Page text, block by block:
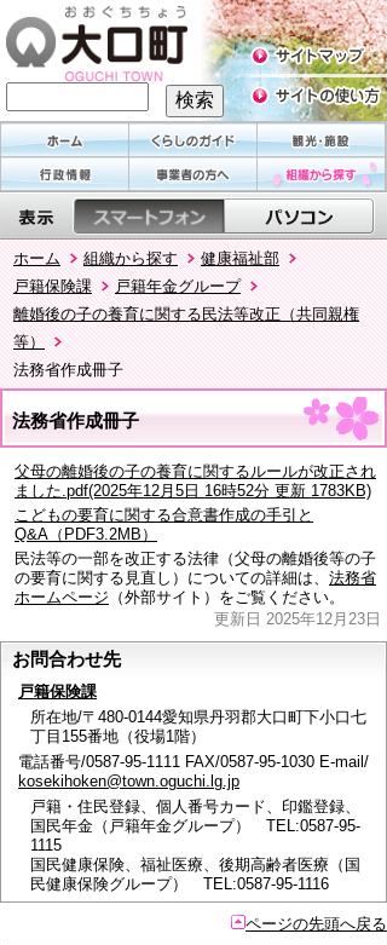
ホーム 組織から探す
健康福祉部
戸籍保険課
戸籍年金グループ
離婚後の子の養育に関する民法等改正（共同親権
等）
法務省作成冊子
法務省作成冊子
父母の離婚後の子の養育に関するルールが改正され
ました.pdf(2025年12月5日 16時52分 更新 1783KB)
こどもの要育に関する合意書作成の手引と
Q&A（PDF3.2MB）
民法等の一部を改正する法律（父母の離婚後等の子
の要育に関する見直し）についての詳細は、 法務省
ホームページ （外部サイト）をご覧ください。
更新日 2025年12月23日
お問合わせ先
戸籍保険課
所在地/〒480-0144愛知県丹羽郡大口町下小口七
丁目155番地（役場1階）
電話番号/0587-95-1111 FAX/0587-95-1030 E-mail/
kosekihoken@town.oguchi.lg.jp
戸籍・住民登録、個人番号カード、印鑑登録、
国民年金（戸籍年金グループ） TEL:0587-95-
1115
国民健康保険、福祉医療、後期高齢者医療（国
民健康保険グループ） TEL:0587-95-1116
ページの先頭へ戻る